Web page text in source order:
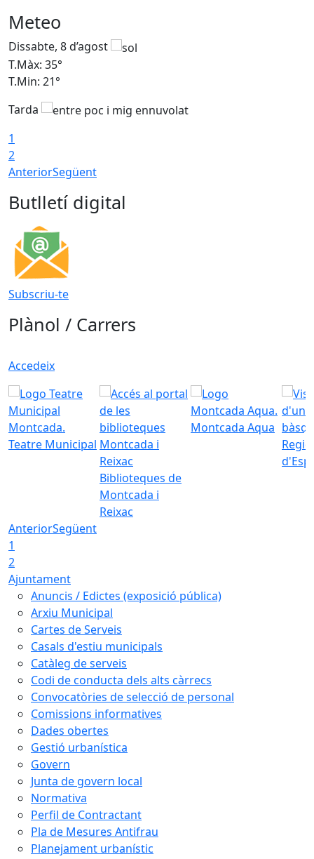
Meteo
Dissabte, 8 d’agost
T.Màx: 35°
T.Min: 21°
Tarda
1
2
AnteriorSegüent
Butlletí digital
Subscriu-te
Plànol / Carrers
Accedeix
Teatre Municipal
Biblioteques de
Montcada i
Reixac
Montcada Aqua
AnteriorSegüent
1
2
Ajuntament
Anuncis / Edictes (exposició pública)
Arxiu Municipal
Cartes de Serveis
Casals d'estiu municipals
Catàleg de serveis
Codi de conducta dels alts càrrecs
Convocatòries de selecció de personal
Comissions informatives
Dades obertes
Gestió urbanística
Govern
Junta de govern local
Normativa
Perfil de Contractant
Pla de Mesures Antifrau
Planejament urbanístic